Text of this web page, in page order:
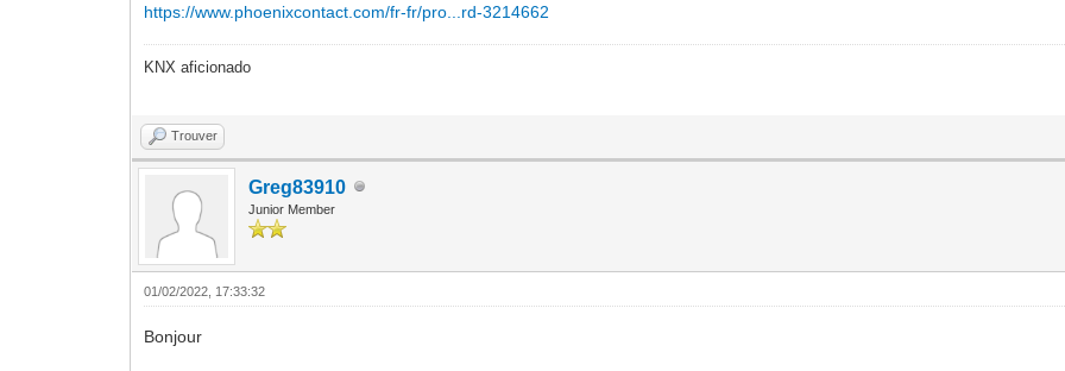
https://www.phoenixcontact.com/fr-fr/pro...rd-3214662
KNX aficionado
Trouver
Greg83910
Junior Member
01/02/2022, 17:33:32
Bonjour